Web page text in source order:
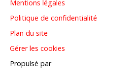
Mentions légales
Politique de confidentialité
Plan du site
Gérer les cookies
Propulsé par